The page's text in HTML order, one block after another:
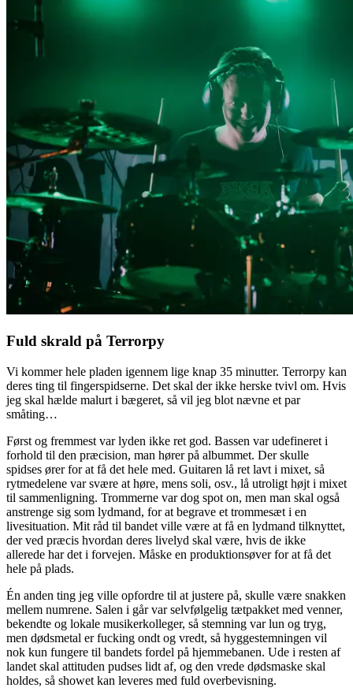
Fuld skrald på Terrorpy
Vi kommer hele pladen igennem lige knap 35 minutter. Terrorpy kan
deres ting til fingerspidserne. Det skal der ikke herske tvivl om. Hvis
jeg skal hælde malurt i bægeret, så vil jeg blot nævne et par
småting…
Først og fremmest var lyden ikke ret god. Bassen var udefineret i
forhold til den præcision, man hører på albummet. Der skulle
spidses ører for at få det hele med. Guitaren lå ret lavt i mixet, så
rytmedelene var svære at høre, mens soli, osv., lå utroligt højt i mixet
til sammenligning. Trommerne var dog spot on, men man skal også
anstrenge sig som lydmand, for at begrave et trommesæt i en
livesituation. Mit råd til bandet ville være at få en lydmand tilknyttet,
der ved præcis hvordan deres livelyd skal være, hvis de ikke
allerede har det i forvejen. Måske en produktionsøver for at få det
hele på plads.
Én anden ting jeg ville opfordre til at justere på, skulle være snakken
mellem numrene. Salen i går var selvfølgelig tætpakket med venner,
bekendte og lokale musikerkolleger, så stemning var lun og tryg,
men dødsmetal er fucking ondt og vredt, så hyggestemningen vil
nok kun fungere til bandets fordel på hjemmebanen. Ude i resten af
landet skal attituden pudses lidt af, og den vrede dødsmaske skal
holdes, så showet kan leveres med fuld overbevisning.